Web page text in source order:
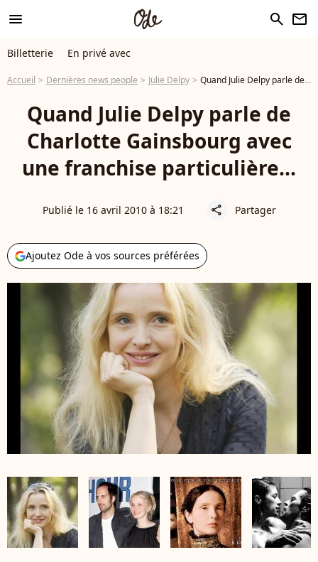
menu search newsletter
Billetterie En privé avec
Accueil Dernières news people Julie Delpy Quand Julie Delpy parle de Charlotte Gainsbourg avec une franchise particulière...
Quand Julie Delpy parle de
Charlotte Gainsbourg avec
une franchise particulière...
Publié le 16 avril 2010 à 18:21 share Partager
Ajoutez Ode à vos sources préférées